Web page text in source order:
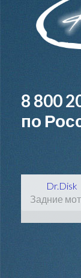
8 800
по
Dr.Disk
Задние